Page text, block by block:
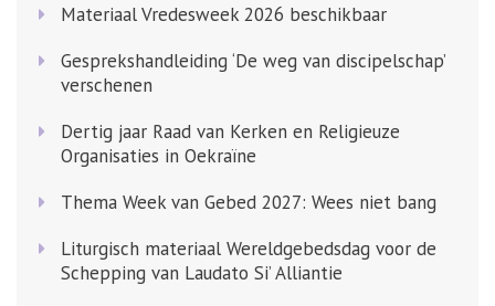
Materiaal Vredesweek 2026 beschikbaar
Gesprekshandleiding ‘De weg van discipelschap’
verschenen
Dertig jaar Raad van Kerken en Religieuze
Organisaties in Oekraïne
Thema Week van Gebed 2027: Wees niet bang
Liturgisch materiaal Wereldgebedsdag voor de
Schepping van Laudato Si’ Alliantie